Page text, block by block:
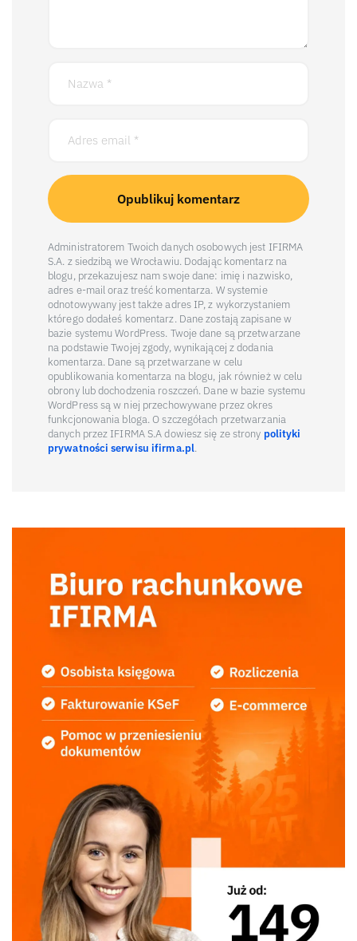
Administratorem Twoich danych osobowych jest IFIRMA
S.A. z siedzibą we Wrocławiu. Dodając komentarz na
blogu, przekazujesz nam swoje dane: imię i nazwisko,
adres e-mail oraz treść komentarza. W systemie
odnotowywany jest także adres IP, z wykorzystaniem
którego dodałeś komentarz. Dane zostają zapisane w
bazie systemu WordPress. Twoje dane są przetwarzane
na podstawie Twojej zgody, wynikającej z dodania
komentarza. Dane są przetwarzane w celu
opublikowania komentarza na blogu, jak również w celu
obrony lub dochodzenia roszczeń. Dane w bazie systemu
WordPress są w niej przechowywane przez okres
funkcjonowania bloga. O szczegółach przetwarzania
danych przez IFIRMA S.A dowiesz się ze strony polityki
prywatności serwisu ifirma.pl.